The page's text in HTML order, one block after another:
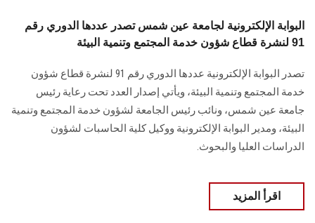
البوابة الإلكترونية لجامعة عين شمس تصدر عددها الدوري رقم
91 لنشرة قطاع شؤون خدمة المجتمع وتنمية البيئة
تصدر البوابة الإلكترونية عددها الدوري رقم 91 لنشرة قطاع شؤون
خدمة ‏المجتمع وتنمية البيئة‎، ويأتي إصدار العدد تحت رعاية رئيس
جامعة عين شمس، ونائب رئيس الجامعة لشؤون خدمة المجتمع وتنمية
البيئة، و‏مدير البوابة الإلكترونية ووكيل كلية الحاسبات لشؤون
الدراسات العليا ‏والبحوث‎.‎
اقرأ المزيد